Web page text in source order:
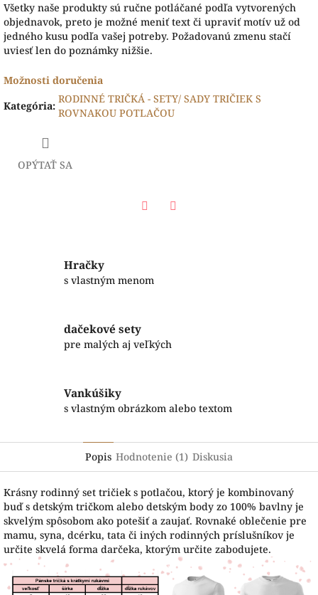
Všetky naše produkty sú ručne potláčané podľa vytvorených
objednavok, preto je možné meniť text či upraviť motív už od
jedného kusu podľa vašej potreby. Požadovanú zmenu stačí
uviesť len do poznámky nižšie.
Možnosti doručenia
Kategória:
RODINNÉ TRIČKÁ - SETY/ SADY TRIČIEK S
ROVNAKOU POTLAČOU
OPÝTAŤ SA
Hračky
s vlastným menom
dačekové sety
pre malých aj veľkých
Vankúšiky
s vlastným obrázkom alebo textom
Popis Hodnotenie (1) Diskusia
Krásny rodinný set tričiek s potlačou, ktorý je kombinovaný
buď s detským tričkom alebo detským body zo 100% bavlny je
skvelým spôsobom ako potešiť a zaujať. Rovnaké oblečenie pre
mamu, syna, dcérku, tata či iných rodinných príslušníkov je
určite skvelá forma darčeka, ktorým určite zabodujete.